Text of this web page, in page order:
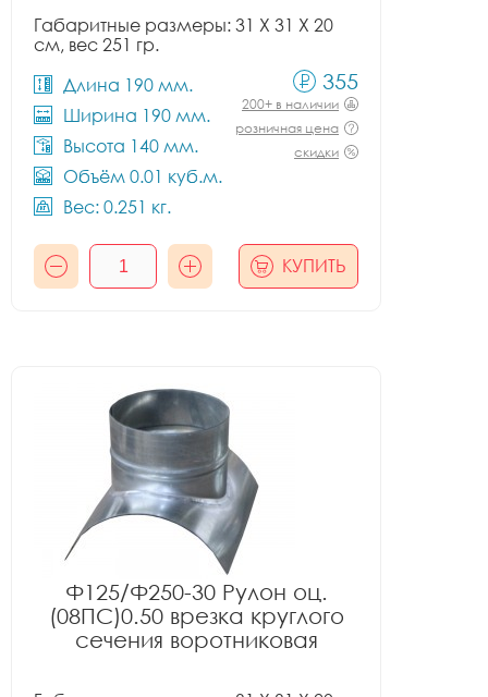
Габаритные размеры: 31 X 31 X 20
см, вес 251 гр.
Длина 190 мм.
Ширина 190 мм.
Высота 140 мм.
Объём 0.01 куб.м.
Вес: 0.251 кг.
355
200+ в наличии
розничная цена
скидки
КУПИТЬ
Ф125/Ф250-30 Рулон оц.
(08ПС)0.50 врезка круглого
сечения воротниковая